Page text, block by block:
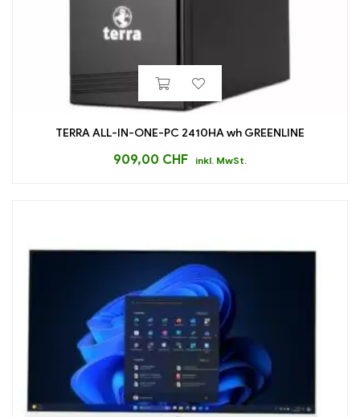
TERRA ALL-IN-ONE-PC 2410HA wh GREENLINE
909,00 CHF inkl. MwSt.